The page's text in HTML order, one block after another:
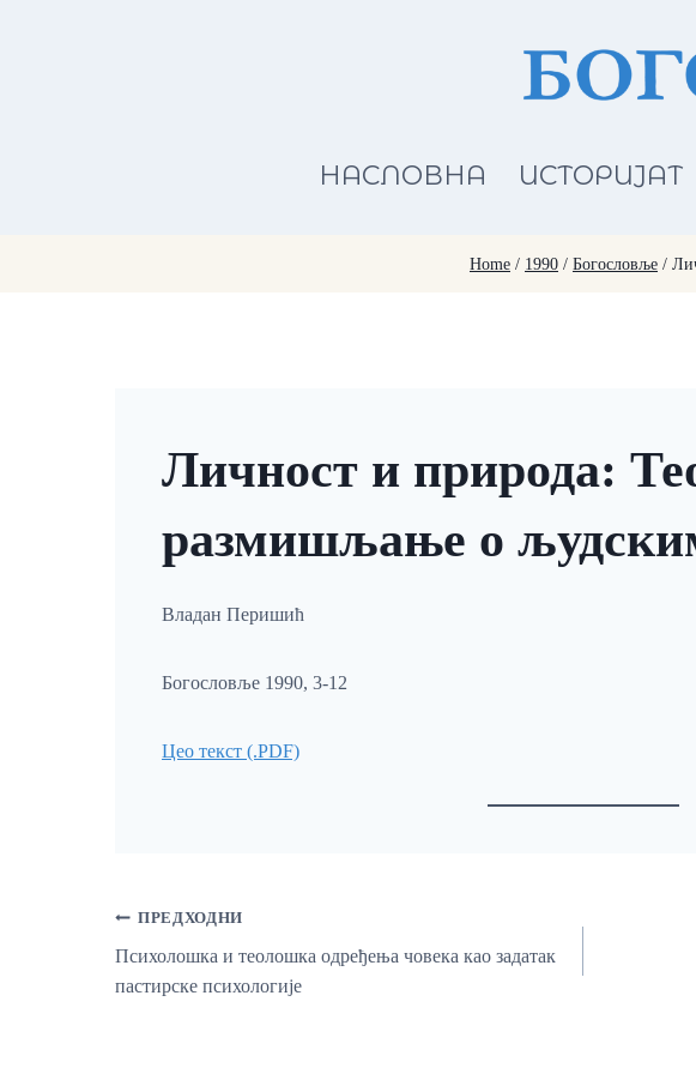
НАСЛОВНА ИСТОРИЈАТ
Home / 1990 / Богословље /
Личност и природа:
размишљање о
Владан Перишић
Богословље 1990, 3-12
Цео текст (.PDF)
Кретање
Чланка
ПРЕДХОДНИ
Психолошка и теолошка одређења човека као задатак
пастирске психологије